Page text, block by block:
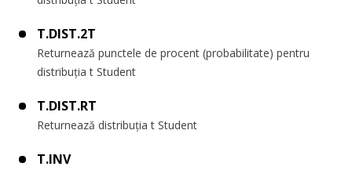
T.DIST.2T
Returnează punctele de procent (probabilitate) pentru
distribuția t Student
T.DIST.RT
Returnează distribuția t Student
T.INV